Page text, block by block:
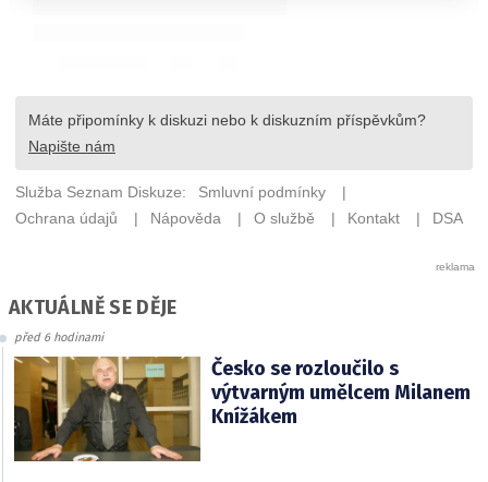
AKTUÁLNĚ SE DĚJE
před 6 hodinami
Česko se rozloučilo s
výtvarným umělcem Milanem
Knížákem